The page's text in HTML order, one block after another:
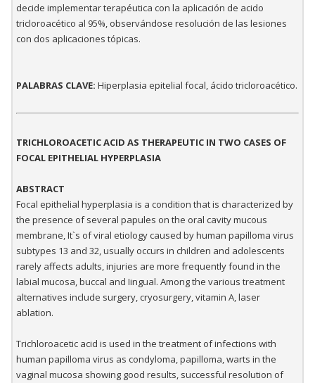
decide implementar terapéutica con la aplicación de acido
tricloroacético al 95%, observándose resolución de las lesiones
con dos aplicaciones tópicas.
PALABRAS CLAVE: Hiperplasia epitelial focal, ácido tricloroacético.
TRICHLOROACETIC ACID AS THERAPEUTIC IN TWO CASES OF
FOCAL EPITHELIAL HYPERPLASIA
ABSTRACT
Focal epithelial hyperplasia is a condition that is characterized by
the presence of several papules on the oral cavity mucous
membrane, It`s of viral etiology caused by human papilloma virus
subtypes 13 and 32, usually occurs in children and adolescents
rarely affects adults, injuries are more frequently found in the
labial mucosa, buccal and Iingual. Among the various treatment
alternatives include surgery, cryosurgery, vitamin A, laser
ablation.
Trichloroacetic acid is used in the treatment of infections with
human papilloma virus as condyloma, papilloma, warts in the
vaginal mucosa showing good results, successful resolution of